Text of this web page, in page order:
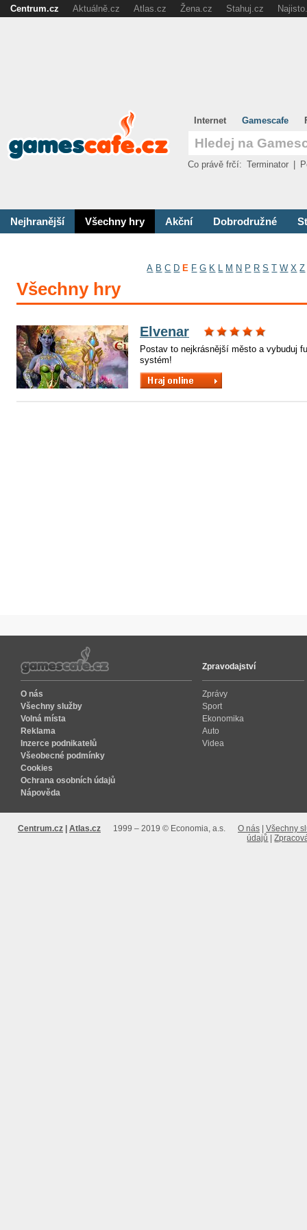
Nejhranější Všechny hry Akční Dobrodružné
A B C D E F G K L M N P R S T W X Z
Všechny hry
Elvenar
Postav to nejkrásnější město a vybuduj
systém!
Internet Gamescafe
Co právě frčí: Terminator
O nás
Všechny služby
Volná místa
Reklama
Inzerce podnikatelů
Všeobecné podmínky
Cookies
Ochrana osobních údajů
Nápověda
Zpravodajství
Zprávy
Sport
Ekonomika
Auto
Videa
Centrum.cz Atlas.cz 1999 – 2019 © Economia, a.s. O nás
Všechny
údajů
Centrum.cz Aktuálně.cz Atlas.cz Žena.cz Stahuj.cz